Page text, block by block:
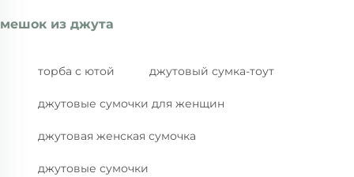
мешок из джута
торба с ютой джутовый сумка-тоут
джутовые сумочки для женщин
джутовая женская сумочка
джутовые сумочки